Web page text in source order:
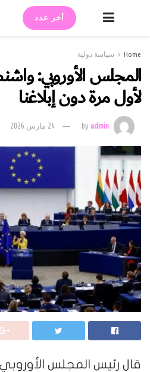
أخر عدد
Home سياسة دولية
المجلس الأوروبي:
لأول مرة دون إبلاغنا
byadmin 24 مارس 2026
قال رئيس المجلس